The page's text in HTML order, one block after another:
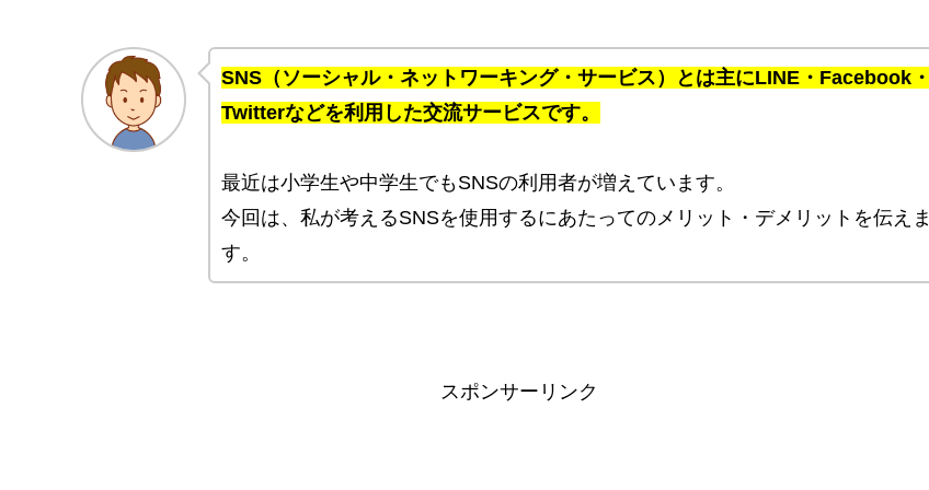
SNS（ソーシャル・ネットワーキング・サービス）とは主にLINE・Facebook・
Twitterなどを利用した交流サービスです。
最近は小学生や中学生でもSNSの利用者が増えています。
今回は、私が考えるSNSを使用するにあたってのメリット・デメリットを伝えま
す。
スポンサーリンク